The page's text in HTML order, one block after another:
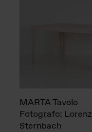
MARTA Tavolo
Fotografo: Lorenz
Sternbach